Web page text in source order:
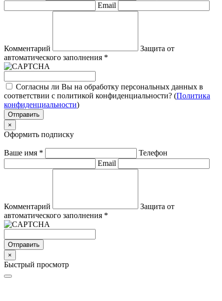
Email
Комментарий
Защита от
автоматического заполнения *
Согласны ли Вы на обработку персональных данных в
соответствии с политикой конфиденциальности? (Политика
конфиденциальности)
Отправить
×
Оформить подписку
Ваше имя *
Телефон
Email
Комментарий
Защита от
автоматического заполнения *
Отправить
×
Быстрый просмотр